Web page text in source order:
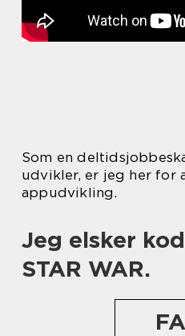
Som en
udvikler, er jeg her
appudvikling.
Jeg elsker
STAR WAR.